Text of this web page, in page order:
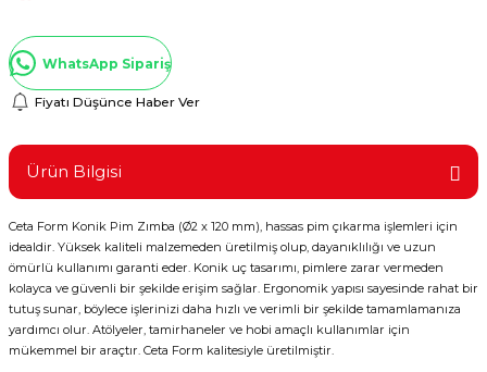
Aletleri
WhatsApp Sipariş
Fiyatı Düşünce Haber Ver
Ürün Bilgisi
Ceta Form Konik Pim Zımba (Ø2 x 120 mm), hassas pim çıkarma işlemleri için
idealdir. Yüksek kaliteli malzemeden üretilmiş olup, dayanıklılığı ve uzun
ömürlü kullanımı garanti eder. Konik uç tasarımı, pimlere zarar vermeden
kolayca ve güvenli bir şekilde erişim sağlar. Ergonomik yapısı sayesinde rahat bir
tutuş sunar, böylece işlerinizi daha hızlı ve verimli bir şekilde tamamlamanıza
yardımcı olur. Atölyeler, tamirhaneler ve hobi amaçlı kullanımlar için
mükemmel bir araçtır. Ceta Form kalitesiyle üretilmiştir.